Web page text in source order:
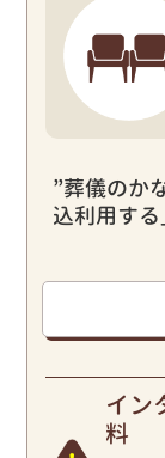
”葬儀のか
込利用す
イン
料